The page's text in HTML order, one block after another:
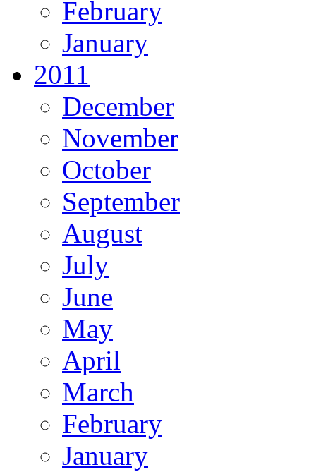
February
January
2011
December
November
October
September
August
July
June
May
April
March
February
January